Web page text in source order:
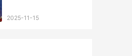
2025-11-15